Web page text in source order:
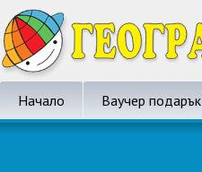
Начало Ваучер подарък